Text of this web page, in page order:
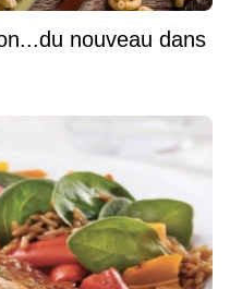
nouveau dans